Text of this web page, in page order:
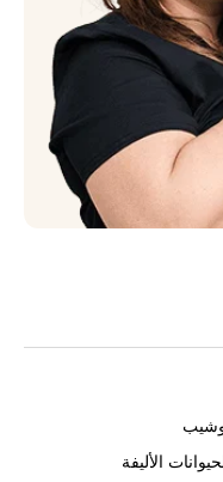
الأليفة